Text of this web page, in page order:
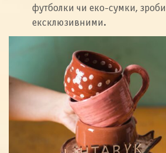
футболки чи еко-сумки,
ексклюзивними.